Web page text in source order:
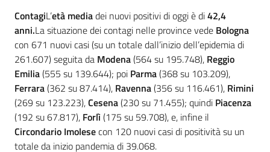
ContagiL’età mediadei nuovi positivi di oggi è di42,4
anni.La situazione dei contagi nelle province vede Bologna
con 671 nuovi casi (su un totale dall’inizio dell’epidemia di
261.607) seguita da Modena(564 su 195.748), Reggio
Emilia(555 su 139.644); poi Parma(368 su 103.209),
Ferrara(362 su 87.414), Ravenna(356 su 116.461), Rimini
(269 su 123.223),Cesena(230 su 71.455); quindi Piacenza
(192 su 67.817), Forlì(175 su 59.708), e, infine il
Circondario Imolesecon 120 nuovi casi di positività su un
totale da inizio pandemia di 39.068.